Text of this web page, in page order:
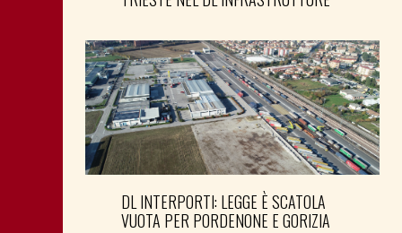
DL INTERPORTI: LEGGE È SCATOLA
VUOTA PER PORDENONE E GORIZIA